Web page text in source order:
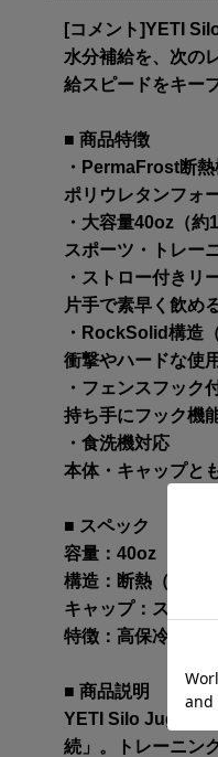
[コメント]YETI
水分補給を、次の
給スピードをキー
■ 商品特徴
・PermaFrost断熱
ポリウレタンフォ
・大容量40oz（約
スポーツ・トレー
・ストロー付きリ
片手で素早く飲め
・RockSolid構造
衝撃やハードな使
・フェンスフック
持ち手にフック機
・食洗機対応
本体・キャップと
■ スペック
容量：40oz（約
構造：断熱（
キャップ：ストロ
特徴：高保冷 / 高耐
■ 商品説明
YETI Silo Jugは、
続」。トレーニン